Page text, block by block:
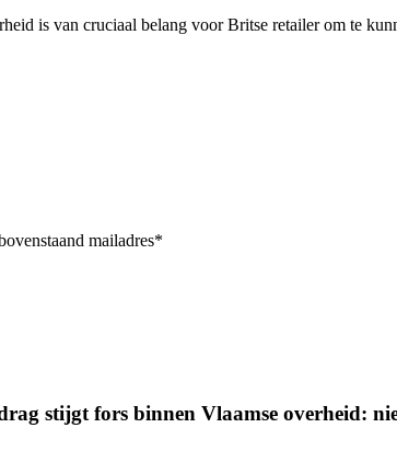
is van cruciaal belang voor Britse retailer om te
mailadres*
stijgt fors binnen Vlaamse overheid: